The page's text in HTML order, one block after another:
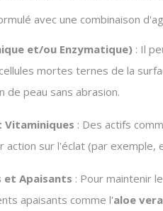
avec une combinaison
et/ou Enzymatique) : Il
mortes ternes de la
de peau sans abrasion.
Vitaminiques : Des actifs
action sur l'éclat (par
Apaisants : Pour maintenir
apaisants comme l'aloe vera